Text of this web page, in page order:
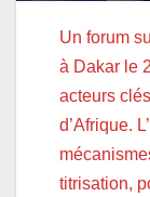
Un forum
à Dakar le
acteurs
d’Afrique.
titrisation,